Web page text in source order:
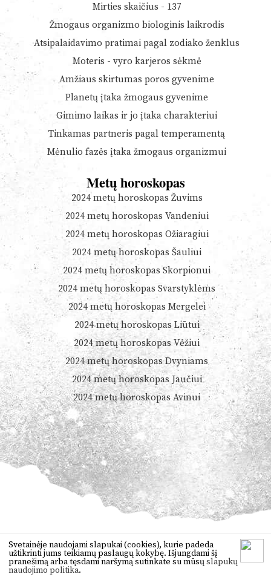
Svetainėje naudojami slapukai (cookies), kurie padeda
užtikrinti jums teikiamų paslaugų kokybę. Išjungdami šį
pranešimą arba tęsdami naršymą sutinkate su mūsųslapukų
naudojimo politika.
Mirties skaičius - 137
Žmogaus organizmo biologinis laikrodis
Atsipalaidavimo pratimai pagal zodiako ženklus
Moteris - vyro karjeros sėkmė
Amžiaus skirtumas poros gyvenime
Planetų įtaka žmogaus gyvenime
Gimimo laikas ir jo įtaka charakteriui
Tinkamas partneris pagal temperamentą
Mėnulio fazės įtaka žmogaus organizmui
Metų horoskopas
2024 metų horoskopas Žuvims
2024 metų horoskopas Vandeniui
2024 metų horoskopas Ožiaragiui
2024 metų horoskopas Šauliui
2024 metų horoskopas Skorpionui
2024 metų horoskopas Svarstyklėms
2024 metų horoskopas Mergelei
2024 metų horoskopas Liūtui
2024 metų horoskopas Vėžiui
2024 metų horoskopas Dvyniams
2024 metų horoskopas Jaučiui
2024 metų horoskopas Avinui
© 2026Dienoshoroskopas.lt
Orai,anekdotai,vertimas ,žaidimai